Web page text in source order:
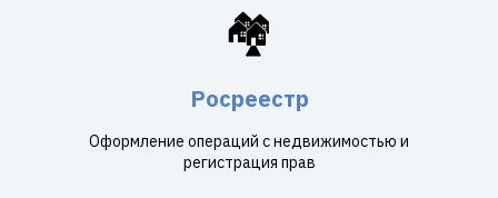
🏘️
Росреестр
Оформление операций с недвижимостью и
регистрация прав